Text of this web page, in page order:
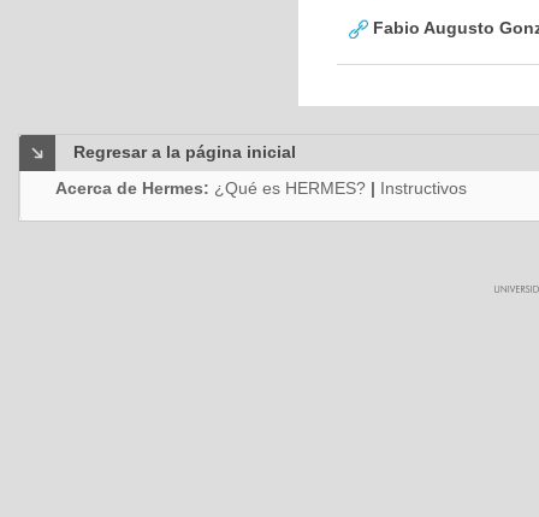
Fabio Augusto
Regresar a la página inicial
Acerca de Hermes: ¿Qué es HERMES? | Instructivos